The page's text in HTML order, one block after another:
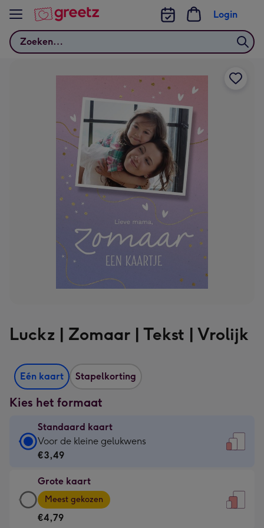
Bekijk meer
Zoeken
Login
Luckz | Zomaar | Tekst | Vrolijk
Eén kaart Stapelkorting
Kies het formaat
Standaard kaart
Standaard
kaart
€3,49
-
Voor
Voor de kleine gelukwens
€3,49
Grote kaart
Grote
kaart
-
Meest gekozen
€4,79